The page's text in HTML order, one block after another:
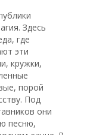
Здесь
где
эти
кружки,
порой
Под
они
песню,